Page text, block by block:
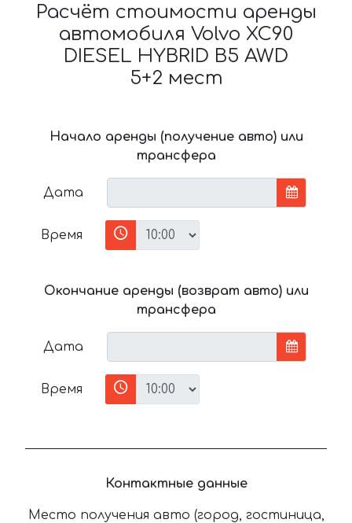
Расчёт стоимости аренды
автомобиля Volvo XC90
DIESEL HYBRID B5 AWD
5+2 мест
Начало аренды (получение авто) или
трансфера
Дата
Время
Окончание аренды (возврат авто) или
трансфера
Дата
Время
Контактные данные
Место получения авто (город, гостиница,